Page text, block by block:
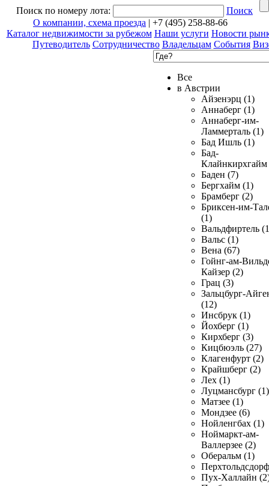
Поиск по номеру лота:
Поиск
О компании, схема проезда | +7 (495) 258-88-66
Каталог недвижимости за рубежом Наши услуги Новости
Путеводитель Сотрудничество Владельцам События
Все
в Австрии
Айзенэрц (1)
Аннаберг (1)
Аннаберг-им-
Ламмерталь (1)
Бад Ишль (1)
Бад-
Клайнкирхгайм
Баден (7)
Бергхайм (1)
Брамберг (2)
Бриксен-им-
(1)
Вальдфиртель
Вальс (1)
Вена (67)
Гойнг-ам-
Кайзер (2)
Грац (3)
Зальцбург-
(12)
Инсбрук (1)
Йохберг (1)
Кирхберг (3)
Кицбюэль (27)
Клагенфурт (2)
Крайшберг (2)
Лех (1)
Луцмансбург (1)
Матзее (1)
Мондзее (6)
Нойленгбах (1)
Ноймаркт-ам-
Валлерзее (2)
Оберальм (1)
Пух-Халлайн